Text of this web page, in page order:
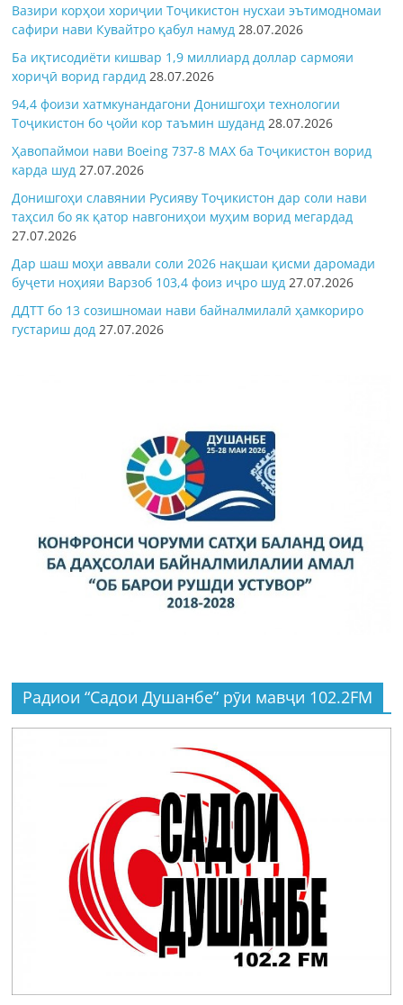
Вазири корҳои хориҷии Тоҷикистон нусхаи эътимодномаи
сафири нави Кувайтро қабул намуд 28.07.2026
Ба иқтисодиёти кишвар 1,9 миллиард доллар сармояи
хориҷӣ ворид гардид 28.07.2026
94,4 фоизи хатмкунандагони Донишгоҳи технологии
Тоҷикистон бо ҷойи кор таъмин шуданд 28.07.2026
Ҳавопаймои нави Boeing 737-8 MAX ба Тоҷикистон ворид
карда шуд 27.07.2026
Донишгоҳи славянии Русияву Тоҷикистон дар соли нави
таҳсил бо як қатор навгониҳои муҳим ворид мегардад
27.07.2026
Дар шаш моҳи аввали соли 2026 нақшаи қисми даромади
буҷети ноҳияи Варзоб 103,4 фоиз иҷро шуд 27.07.2026
ДДТТ бо 13 созишномаи нави байналмилалӣ ҳамкориро
густариш дод 27.07.2026
Радиои “Садои Душанбе” рӯи мавҷи 102.2FM